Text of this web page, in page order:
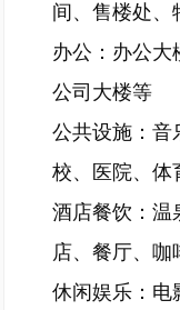
间、售楼处、
办公：办公大
公司大楼等
公共设施：音
校、医院、体
酒店餐饮：温
店、餐厅、咖
休闲娱乐：电